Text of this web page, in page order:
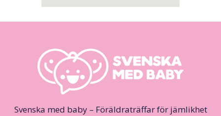
Svenska med baby – Föräldraträffar för jämlikhet